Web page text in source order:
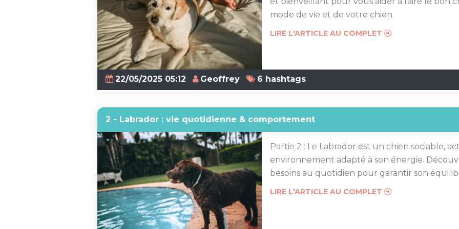
mode de vie et de votre chien.
LIRE L'ARTICLE AU COMPLET
22/05/2025 05:12 Geoffrey 6 hashtags
2 - Labrador : vie quotidienne & comportement
Partie 2 : Le Labrador est un chien sociable,
environnement adapté à son énergie.
besoins au quotidien pour garantir son
LIRE L'ARTICLE AU COMPLET